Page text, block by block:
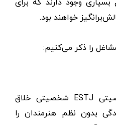
را ذکر می‌کنیم:
اگرچه بی شک تیپ شخصیتی ESTJ شخصیتی خلاق
بدون نظم هنرمندان را